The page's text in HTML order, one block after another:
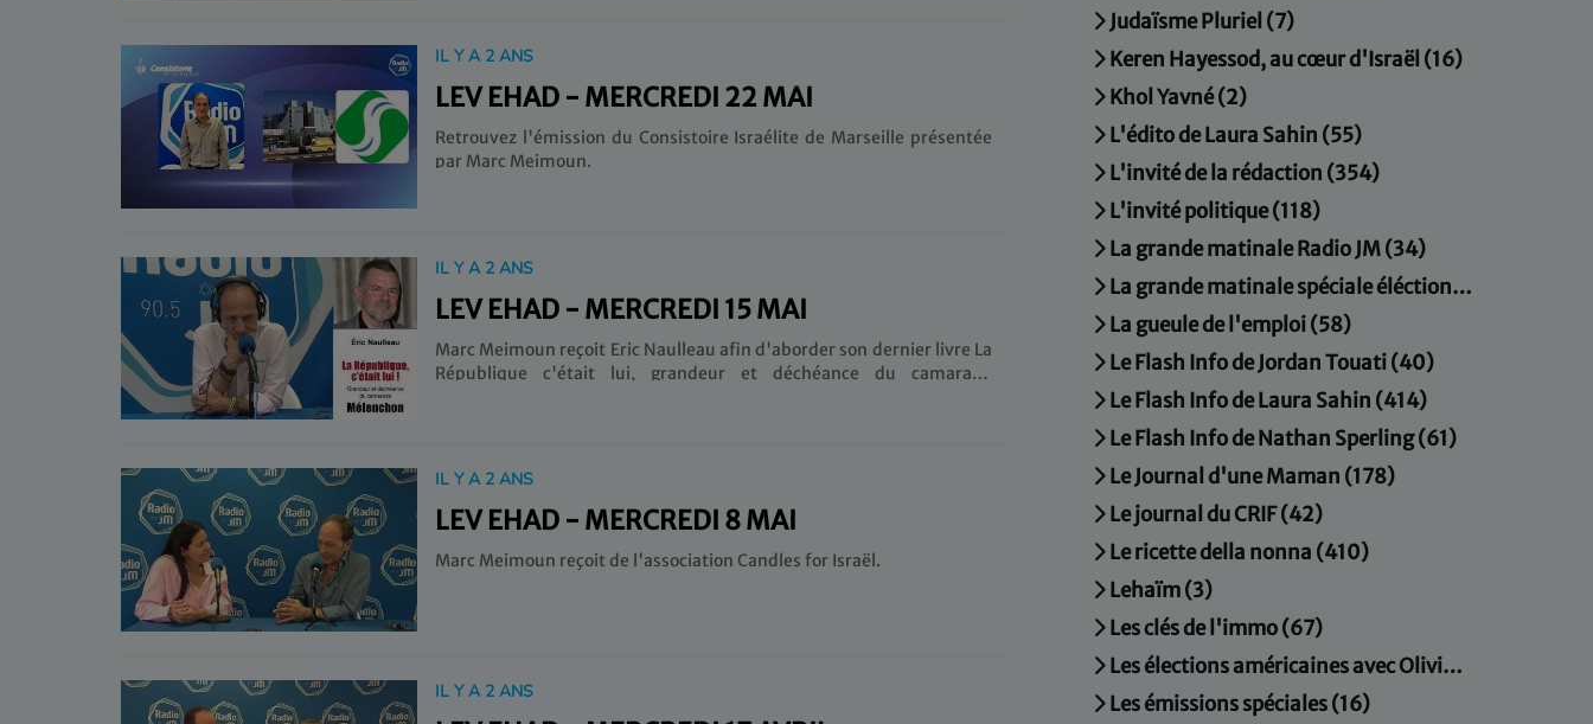
IL Y A 2 ANS
LEV EHAD - MERCREDI 22 MAI
Retrouvez l'émission du Consistoire Israélite de Marseille présentée
par Marc Meimoun.
IL Y A 2 ANS
LEV EHAD - MERCREDI 15 MAI
Marc Meimoun reçoit Eric Naulleau afin d'aborder son dernier livre La
République c'était lui, grandeur et déchéance du camarade
IL Y A 2 ANS
LEV EHAD - MERCREDI 8 MAI
Marc Meimoun reçoit de l'association Candles for Israël.
IL Y A 2 ANS
Judaïsme Pluriel (7)
Keren Hayessod, au cœur d'Israël (16)
Khol Yavné (2)
L'édito de Laura Sahin (55)
L'invité de la rédaction (354)
L'invité politique (118)
La grande matinale Radio JM (34)
La grande matinale spéciale éléctions municipales (15)
La gueule de l'emploi (58)
Le Flash Info de Jordan Touati (40)
Le Flash Info de Laura Sahin (414)
Le Flash Info de Nathan Sperling (61)
Le Journal d'une Maman (178)
Le journal du CRIF (42)
Le ricette della nonna (410)
Lehaïm (3)
Les clés de l'immo (67)
Les élections américaines avec Olivier Mortier (4)
Les émissions spéciales (16)